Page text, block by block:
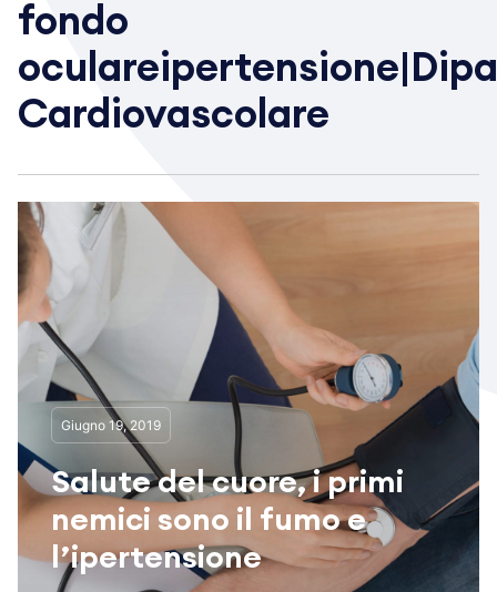
fondo
Cardiovascolare
Giugno 19, 2019
Salute del cuore, i primi
nemici sono il fumo e
l’ipertensione